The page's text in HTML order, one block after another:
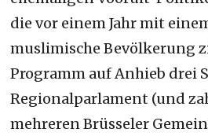
die vor einem Jahr mit
muslimische Bevölkerung
Programm auf Anhieb drei
Regionalparlament (und
mehreren Brüsseler